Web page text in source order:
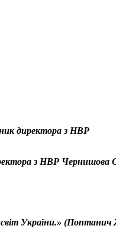
директора з НВР
з НВР Чернишова
України.» (Поптанич